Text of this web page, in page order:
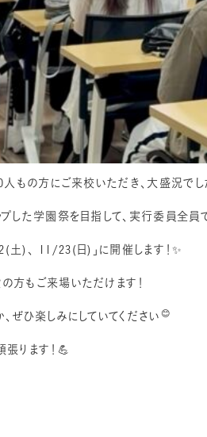
もの方にご来校いただき、大盛況で
した学園祭を目指して、実行委員全
)、 11/23(日)」に開催します！✨
方もご来場いただけます！
ぜひ楽しみにしていてください 😊
ります！💪